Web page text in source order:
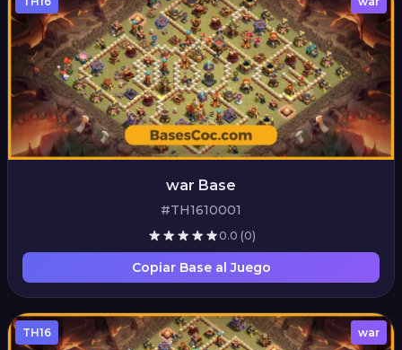
war Base
#TH1610001
0.0 (0)
Copiar Base al Juego
TH16 war